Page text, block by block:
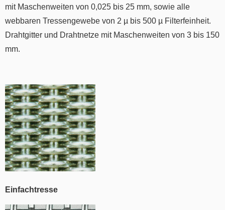
mit Maschenweiten von 0,025 bis 25 mm, sowie alle
webbaren Tressengewebe von 2 µ bis 500 µ Filterfeinheit.
Drahtgitter und Drahtnetze mit Maschenweiten von 3 bis 150
mm.
Einfachtresse